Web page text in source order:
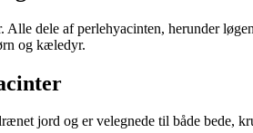
Alle dele af perlehyacinten, herunder
og kæledyr.
jord og er velegnede til både bede,